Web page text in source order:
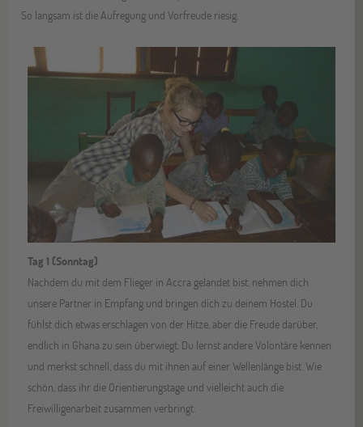
So langsam ist die Aufregung und Vorfreude riesig.
Tag 1 (Sonntag)
Nachdem du mit dem Flieger in Accra gelandet bist, nehmen dich
unsere Partner in Empfang und bringen dich zu deinem Hostel. Du
fühlst dich etwas erschlagen von der Hitze, aber die Freude darüber,
endlich in Ghana zu sein überwiegt. Du lernst andere Volontäre kennen
und merkst schnell, dass du mit ihnen auf einer Wellenlänge bist. Wie
schön, dass ihr die Orientierungstage und vielleicht auch die
Freiwilligenarbeit zusammen verbringt.